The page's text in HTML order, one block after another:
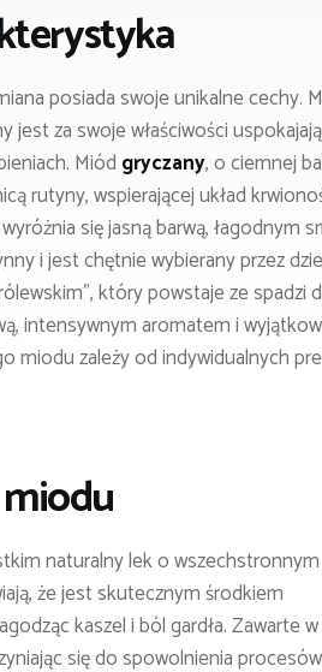
posiada swoje unikalne cechy.
za swoje właściwości
Miód gryczany, o ciemnej
rutyny, wspierającej układ
się jasną barwą, łagodnym
i jest chętnie wybierany przez
który powstaje ze spadzi
intensywnym aromatem i
miodu zależy od indywidualnych
naturalny lek o wszechstronnym
że jest skutecznym środkiem
kaszel i ból gardła. Zawarte
się do spowolnienia